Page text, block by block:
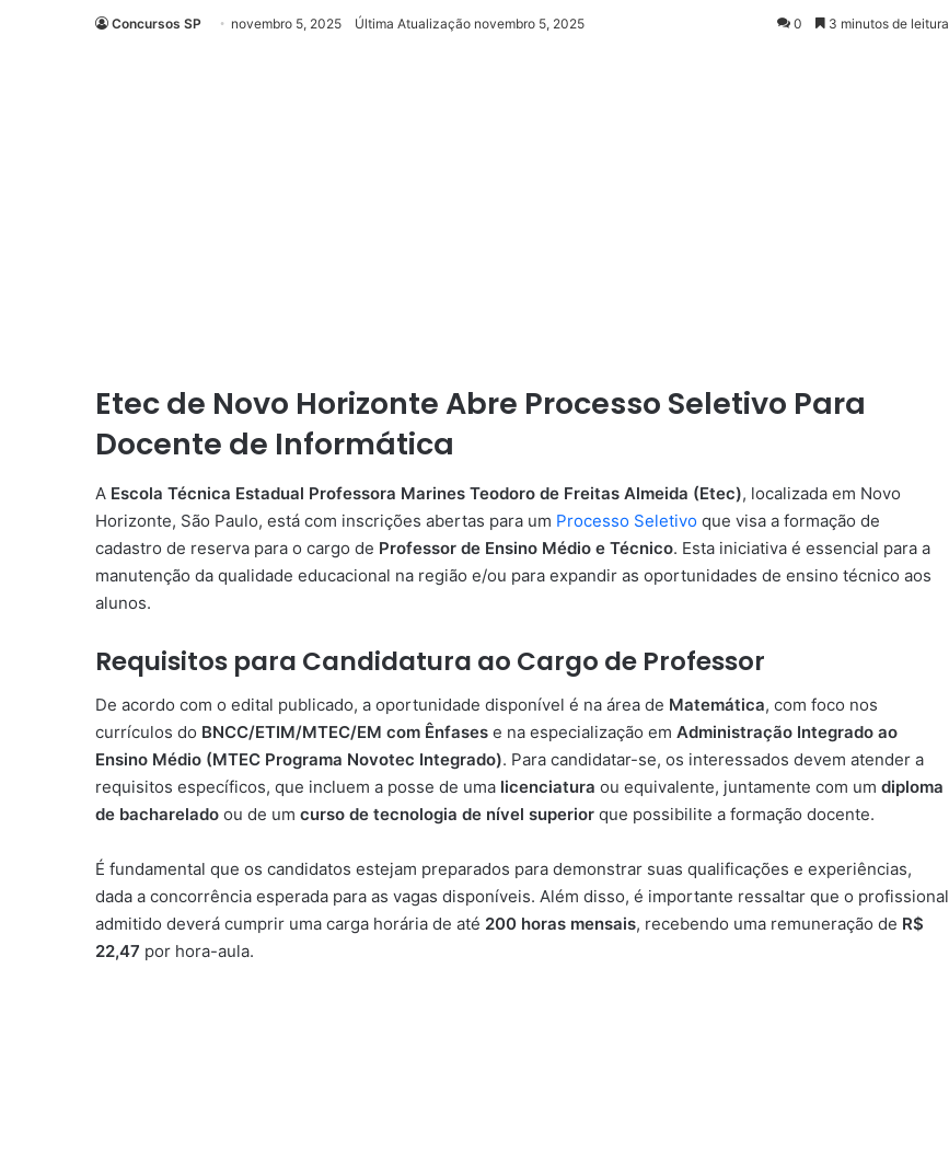
Concursos SP novembro 5, 2025 Última Atualização novembro 5, 2025 0 3 minutos de leitura
Etec de Novo Horizonte Abre Processo Seletivo Para
Docente de Informática
A Escola Técnica Estadual Professora Marines Teodoro de Freitas Almeida (Etec), localizada em Novo
Horizonte, São Paulo, está com inscrições abertas para um Processo Seletivo que visa a formação de
cadastro de reserva para o cargo de Professor de Ensino Médio e Técnico. Esta iniciativa é essencial para a
manutenção da qualidade educacional na região e/ou para expandir as oportunidades de ensino técnico aos
alunos.
Requisitos para Candidatura ao Cargo de Professor
De acordo com o edital publicado, a oportunidade disponível é na área de Matemática, com foco nos
currículos do BNCC/ETIM/MTEC/EM com Ênfases e na especialização em Administração Integrado ao
Ensino Médio (MTEC Programa Novotec Integrado). Para candidatar-se, os interessados devem atender a
requisitos específicos, que incluem a posse de uma licenciatura ou equivalente, juntamente com um diploma
de bacharelado ou de um curso de tecnologia de nível superior que possibilite a formação docente.
É fundamental que os candidatos estejam preparados para demonstrar suas qualificações e experiências,
dada a concorrência esperada para as vagas disponíveis. Além disso, é importante ressaltar que o profissional
admitido deverá cumprir uma carga horária de até 200 horas mensais, recebendo uma remuneração de R$
22,47 por hora-aula.